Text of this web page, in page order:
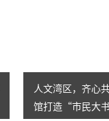
人文湾区，齐心
馆打造“市民大